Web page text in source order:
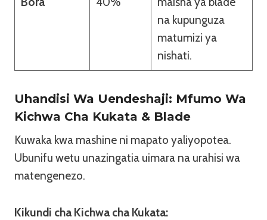
na kupunguza
matumizi ya
nishati.
Uhandisi Wa Uendeshaji: Mfumo Wa
Kichwa Cha Kukata & Blade
Kuwaka kwa mashine ni mapato yaliyopotea.
Ubunifu wetu unazingatia uimara na urahisi wa
matengenezo.
Kikundi cha Kichwa cha Kukata: